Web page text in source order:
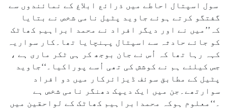
سول اسپتال احاطے میں ذرائع ابلاغ کے نمائندوں سے
گفتگو کرتے ہوئے جاوید پٹیل نامی شخص نے بتایا
کہ’’میں نے اور دیگر افراد نے محمد ابراہیم کھاٹک
کو جائے حادثہ سے اسپتال پہنچایا تھا۔کار سواریہ
کہہ رہا تھا کہ اُس نے جان بوجھ کر ہی ٹکر ماری ہے ،
جس کیلئے ہم نے کوشش کی تھی اُسے پوراکیا۔‘‘جاوید
پٹیل کے مطابق سوئف ڈیزائرکار میں دو افراد
سوارتھے۔جن میں ایک دیپک دھنگر نامی شخص ہے
۔‘‘معلوم ہوکہ محمدابراہیم کھاٹک کے لواحقین میں